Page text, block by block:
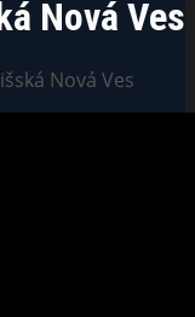
Nová Ves
Nová Ves